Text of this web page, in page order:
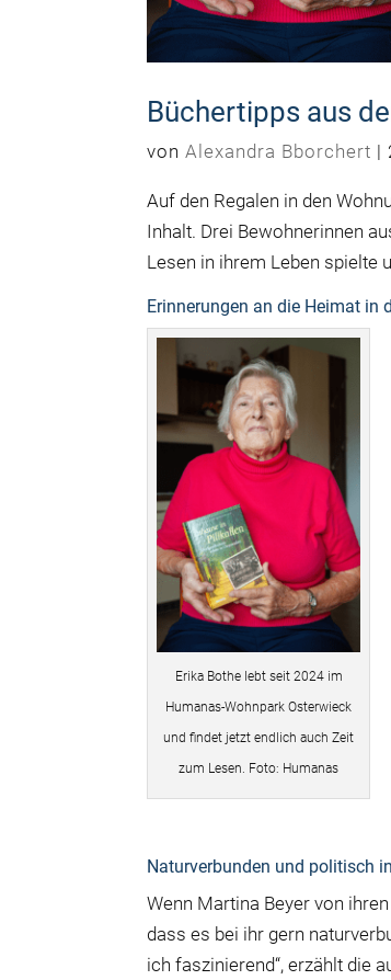
Büchertipps aus
vonAlexandra Bborchert |
Auf den Regalen in den
Inhalt. Drei Bewohnerinnen
Lesen in ihrem Leben spielte
Erinnerungen an die Heimat in
Erika Bothe lebt seit 2024 im
Humanas-Wohnpark Osterwieck
und findet jetzt endlich auch Zeit
zum Lesen. Foto: Humanas
Naturverbunden und politisch
Wenn Martina Beyer von
dass es bei ihr gern
ich faszinierend“, erzählt die